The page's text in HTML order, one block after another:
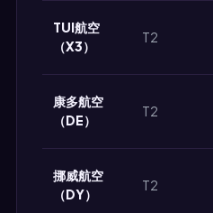
TUI航空
（X3）
T2
康多航空
（DE）
T2
挪威航空
（DY）
T2